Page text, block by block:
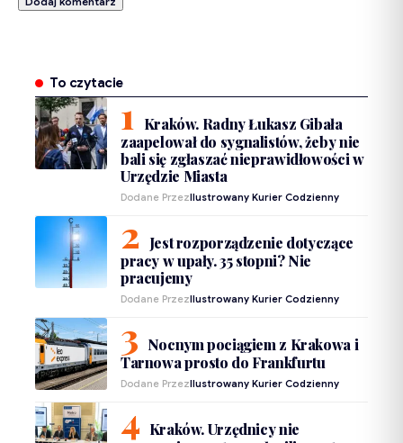
To czytacie
Kraków. Radny Łukasz Gibała
zaapelował do sygnalistów, żeby nie
bali się zgłaszać nieprawidłowości w
Urzędzie Miasta
Dodane PrzezIlustrowany Kurier Codzienny
Jest rozporządzenie dotyczące
pracy w upały. 35 stopni? Nie
pracujemy
Dodane PrzezIlustrowany Kurier Codzienny
Nocnym pociągiem z Krakowa i
Tarnowa prosto do Frankfurtu
Dodane PrzezIlustrowany Kurier Codzienny
Kraków. Urzędnicy nie